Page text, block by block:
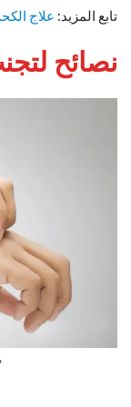
تابع المزيد: علاج
نصائح